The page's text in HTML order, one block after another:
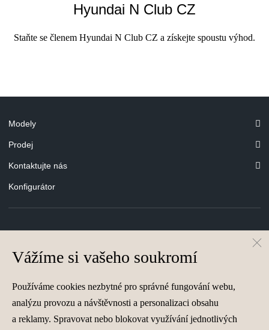
Hyundai N Club CZ
Staňte se členem Hyundai N Club CZ a získejte spoustu výhod.
Modely
Prodej
Kontaktujte nás
Konfigurátor
Infocentrum
800 800 900
Společnost je zapsána v obchodním rejstříku vedeném u Krajského soudu v
Vážíme si vašeho soukromí
Používáme cookies nezbytné pro správné fungování webu,
analýzu provozu a návštěvnosti a personalizaci obsahu
a reklamy. Spravovat nebo blokovat využívání jednotlivých